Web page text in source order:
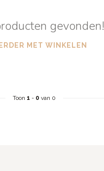
gevonden!
MET WINKELEN
Toon 1 - 0 van 0